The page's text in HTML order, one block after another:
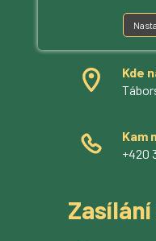
Kde
Kam
+420